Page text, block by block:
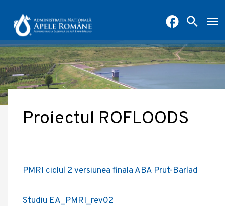
Proiectul ROFLOODS
PMRI ciclul 2 versiunea finala ABA Prut-Barlad
Studiu EA_PMRI_rev02